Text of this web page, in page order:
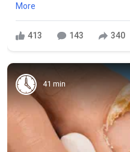
More
413 143 340
41 min